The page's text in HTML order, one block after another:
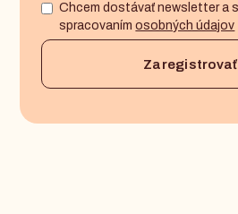
Chcem dostávať newsletter a
spracovanímosobných údajov